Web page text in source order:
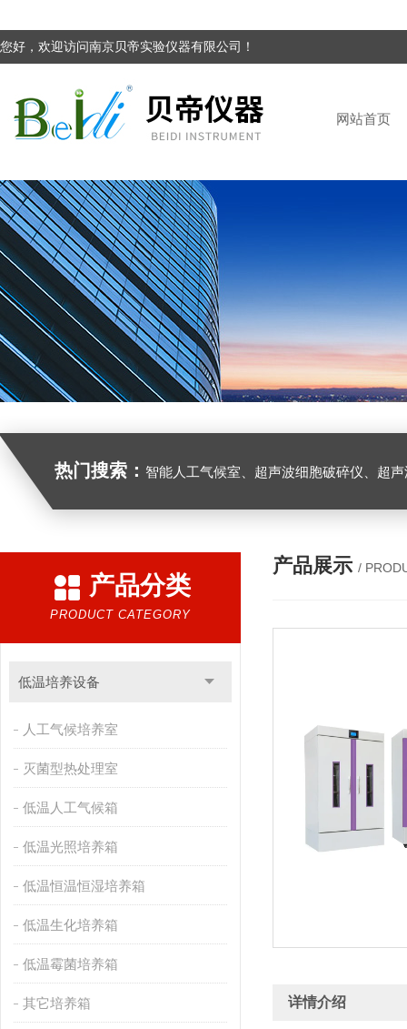
您好，欢迎访问南京贝帝实验仪器有限公司！
网站首页
热门搜索： 智能人工气候室、超声波细胞破碎仪、超
产品分类
PRODUCT CATEGORY
低温培养设备
人工气候培养室
灭菌型热处理室
低温人工气候箱
低温光照培养箱
低温恒温恒湿培养箱
低温生化培养箱
低温霉菌培养箱
其它培养箱
产品展示 /
详情介绍